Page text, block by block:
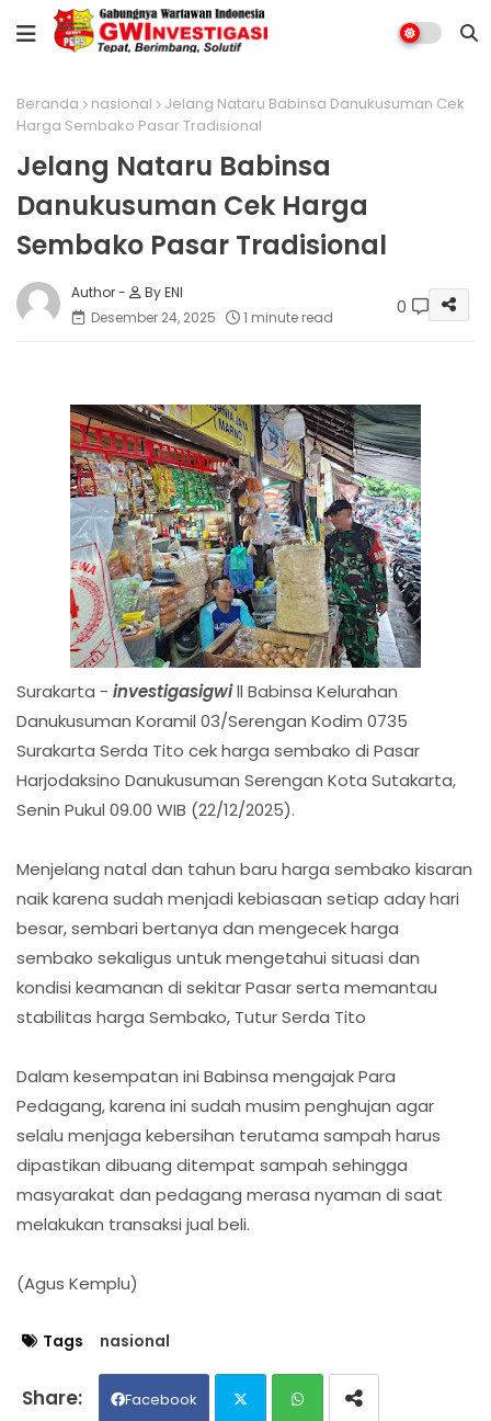
Beranda nasional
Jelang Nataru Babinsa Danukusuman Cek
Harga Sembako Pasar Tradisional
Jelang Nataru Babinsa
Danukusuman Cek Harga
Sembako Pasar Tradisional
By ENI
Desember 24, 2025
1 minute read 0
Surakarta - investigasigwill Babinsa Kelurahan
Danukusuman Koramil 03/Serengan Kodim 0735
Surakarta Serda Tito cek harga sembako di Pasar
Harjodaksino Danukusuman Serengan Kota Sutakarta,
Senin Pukul 09.00 WIB (22/12/2025).
Menjelang natal dan tahun baru harga sembako kisaran
naik karena sudah menjadi kebiasaan setiap aday hari
besar, sembari bertanya dan mengecek harga
sembako sekaligus untuk mengetahui situasi dan
kondisi keamanan di sekitar Pasar serta memantau
stabilitas harga Sembako, Tutur Serda Tito
Dalam kesempatan ini Babinsa mengajak Para
Pedagang, karena ini sudah musim penghujan agar
selalu menjaga kebersihan terutama sampah harus
dipastikan dibuang ditempat sampah sehingga
masyarakat dan pedagang merasa nyaman di saat
melakukan transaksi jual beli.
(Agus Kemplu)
Tags nasional
Facebook